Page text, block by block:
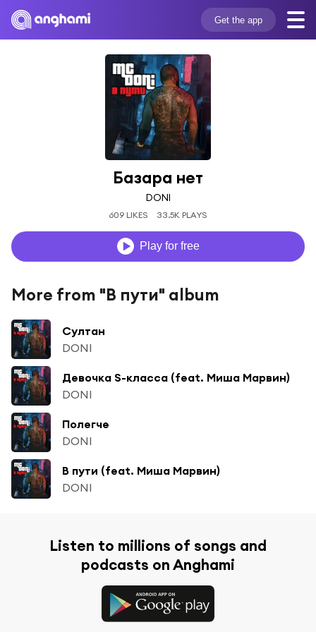
Get the app
Базара нет
DONI
609 LIKES 33.5K PLAYS
Play for free
More from "В пути" album
Султан
DONI
Девочка S-класса (feat. Миша Марвин)
DONI
Полегче
DONI
В пути (feat. Миша Марвин)
DONI
Listen to millions of songs and
podcasts on Anghami